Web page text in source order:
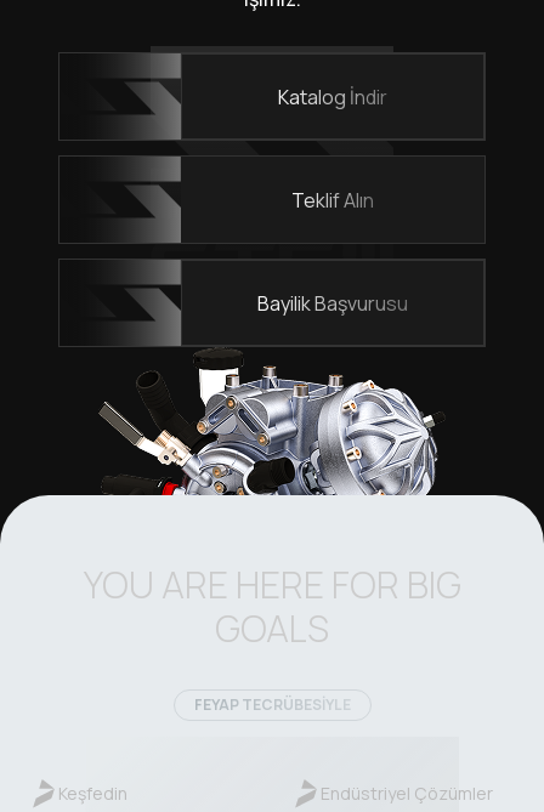
Katalog İndir
Teklif Alın
Bayilik Başvurusu
YOU ARE HERE FOR BIG
GOALS
FEYAP TECRÜBESİYLE
Keşfedin Endüstriyel Çözümler